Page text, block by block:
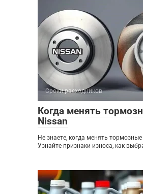
Сроки расходников
Когда менять
Nissan
Не знаете, когда менять
Узнайте признаки износа, как